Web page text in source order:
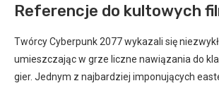
Referencje do kultowych
Twórcy Cyberpunk 2077 wykazali się
umieszczając w grze liczne nawiązania do
gier. Jednym z najbardziej imponujących